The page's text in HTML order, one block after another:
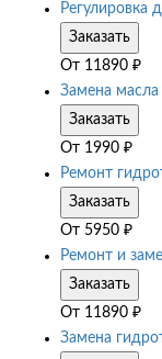
Регулировка
Заказать
От 11890 ₽
Замена
Заказать
От 1990 ₽
Ремонт
Заказать
От 5950 ₽
Ремонт и
Заказать
От 11890 ₽
Замена